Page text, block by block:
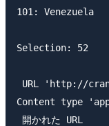
101:
Selection: 52
URL 'http://
Content type
開かれた URL